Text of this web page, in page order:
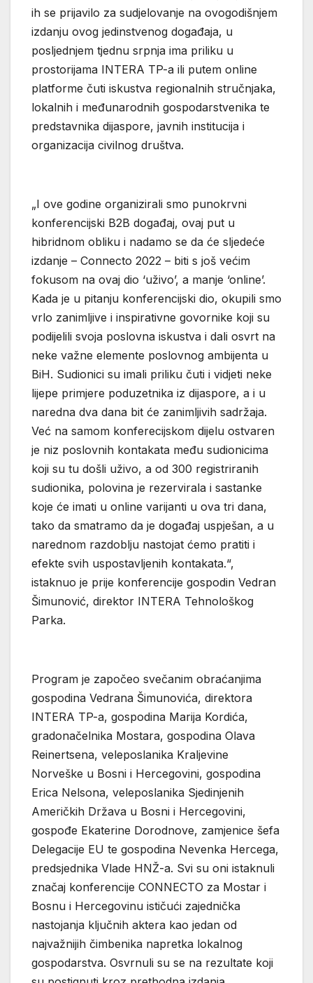
ih se prijavilo za sudjelovanje na ovogodišnjem
izdanju ovog jedinstvenog događaja, u
posljednjem tjednu srpnja ima priliku u
prostorijama INTERA TP-a ili putem online
platforme čuti iskustva regionalnih stručnjaka,
lokalnih i međunarodnih gospodarstvenika te
predstavnika dijaspore, javnih institucija i
organizacija civilnog društva.
„I ove godine organizirali smo punokrvni
konferencijski B2B događaj, ovaj put u
hibridnom obliku i nadamo se da će sljedeće
izdanje – Connecto 2022 – biti s još većim
fokusom na ovaj dio ‘uživo’, a manje ‘online’.
Kada je u pitanju konferencijski dio, okupili smo
vrlo zanimljive i inspirativne govornike koji su
podijelili svoja poslovna iskustva i dali osvrt na
neke važne elemente poslovnog ambijenta u
BiH. Sudionici su imali priliku čuti i vidjeti neke
lijepe primjere poduzetnika iz dijaspore, a i u
naredna dva dana bit će zanimljivih sadržaja.
Već na samom konferecijskom dijelu ostvaren
je niz poslovnih kontakata među sudionicima
koji su tu došli uživo, a od 300 registriranih
sudionika, polovina je rezervirala i sastanke
koje će imati u online varijanti u ova tri dana,
tako da smatramo da je događaj uspješan, a u
narednom razdoblju nastojat ćemo pratiti i
efekte svih uspostavljenih kontakata.“,
istaknuo je prije konferencije gospodin Vedran
Šimunović, direktor INTERA Tehnološkog
Parka.
Program je započeo svečanim obraćanjima
gospodina Vedrana Šimunovića, direktora
INTERA TP-a, gospodina Marija Kordića,
gradonačelnika Mostara, gospodina Olava
Reinertsena, veleposlanika Kraljevine
Norveške u Bosni i Hercegovini, gospodina
Erica Nelsona, veleposlanika Sjedinjenih
Američkih Država u Bosni i Hercegovini,
gospođe Ekaterine Dorodnove, zamjenice šefa
Delegacije EU te gospodina Nevenka Hercega,
predsjednika Vlade HNŽ-a. Svi su oni istaknuli
značaj konferencije CONNECTO za Mostar i
Bosnu i Hercegovinu ističući zajednička
nastojanja ključnih aktera kao jedan od
najvažnijih čimbenika napretka lokalnog
gospodarstva. Osvrnuli su se na rezultate koji